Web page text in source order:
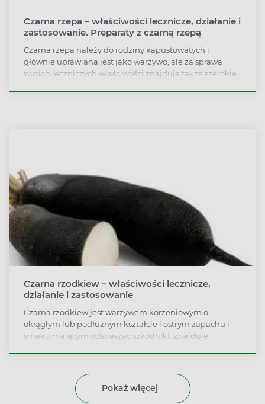
Czarna rzepa – właściwości lecznicze, działanie i
zastosowanie. Preparaty z czarną rzepą
Czarna rzepa należy do rodziny kapustowatych i
głównie uprawiana jest jako warzywo, ale za sprawą
swoich leczniczych właściwości znajduje także szerokie
czarna rzepa i kiedy warto ją stosować?
Czarna rzodkiew – właściwości lecznicze,
działanie i zastosowanie
Czarna rzodkiew jest warzywem korzeniowym o
okrągłym lub podłużnym kształcie i ostrym zapachu i
smaku mającym odstraszać szkodniki. Znajduje
dodatkowo wspomaga pracę wątroby, dlatego pomaga
przy niestrawności i zaburzeniach trawienia
Pokaż więcej